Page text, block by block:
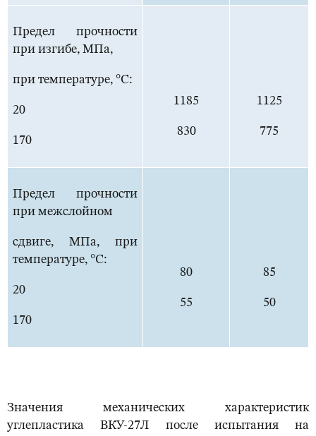
Предел прочности
при изгибе, МПа,
при температуре, °С:
20
170
1185
830
1125
775
Предел прочности
при межслойном
сдвиге, МПа, при
температуре, °С:
20
170
80
55
85
50
Значения механических характеристик
углепластика ВКУ-27Л после испытания на